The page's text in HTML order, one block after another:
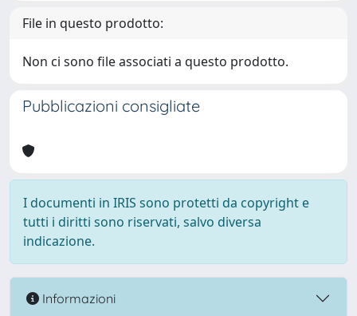
File in questo prodotto:
Non ci sono file associati a questo prodotto.
Pubblicazioni consigliate
I documenti in IRIS sono protetti da copyright e
tutti i diritti sono riservati, salvo diversa
indicazione.
Informazioni